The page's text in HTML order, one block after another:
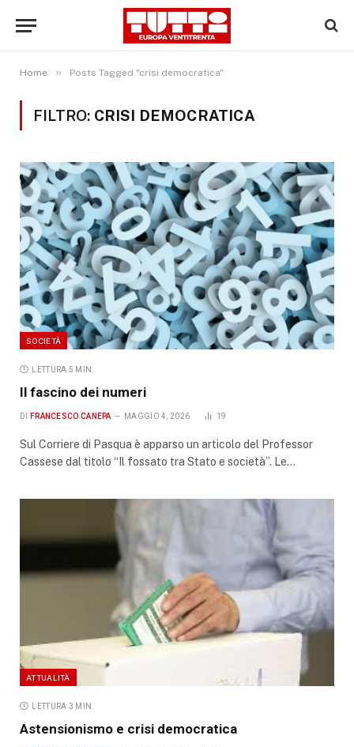
Home » Posts Tagged "crisi democratica"
FILTRO: CRISI DEMOCRATICA
SOCIETÀ
LETTURA 5 MIN.
Il fascino dei numeri
DI FRANCESCO CANEPA MAGGIO 4, 2026 19
Sul Corriere di Pasqua è apparso un articolo del Professor
Cassese dal titolo “Il fossato tra Stato e società”. Le…
ATTUALITÀ
LETTURA 3 MIN.
Astensionismo e crisi democratica